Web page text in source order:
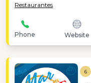
Restaurantes
Phone Website
6